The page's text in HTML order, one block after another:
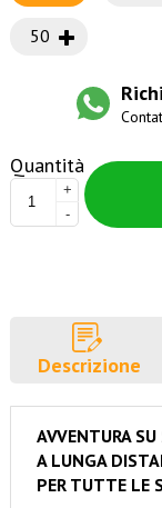
50
Quantità
+
-
Descrizione
AVVENTURA
A LUNGA
PER TUTTE LE